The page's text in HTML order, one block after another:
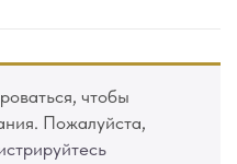
чтобы
Пожалуйста,